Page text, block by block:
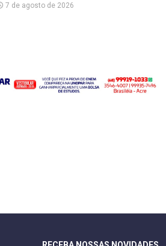
7 de agosto de 2026